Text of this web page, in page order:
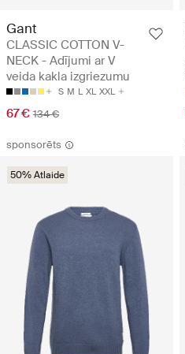
Gant
CLASSIC COTTON V-
NECK - Adījumi ar V
veida kakla izgriezumu
S M L XL XXL
67 € 134 €
sponsorēts
50% Atlaide